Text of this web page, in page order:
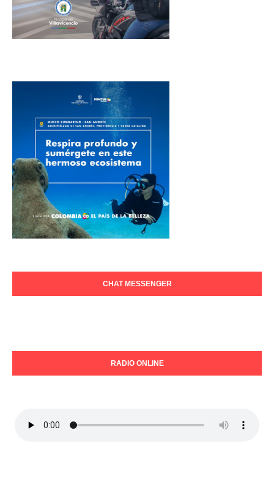
CHAT MESSENGER
RADIO ONLINE